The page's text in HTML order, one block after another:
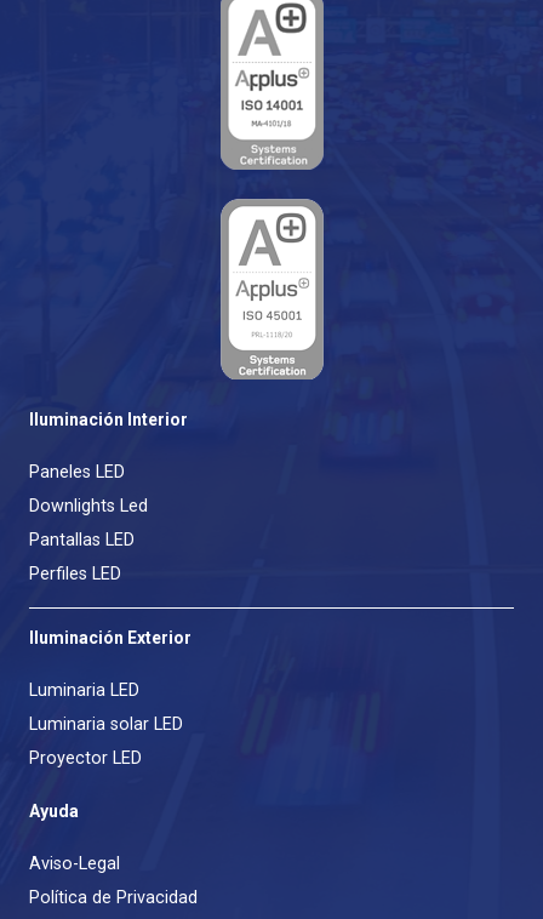
Iluminación Interior
Paneles LED
Downlights Led
Pantallas LED
Perfiles LED
Iluminación Exterior
Luminaria LED
Luminaria solar LED
Proyector LED
Ayuda
Aviso-Legal
Política de Privacidad